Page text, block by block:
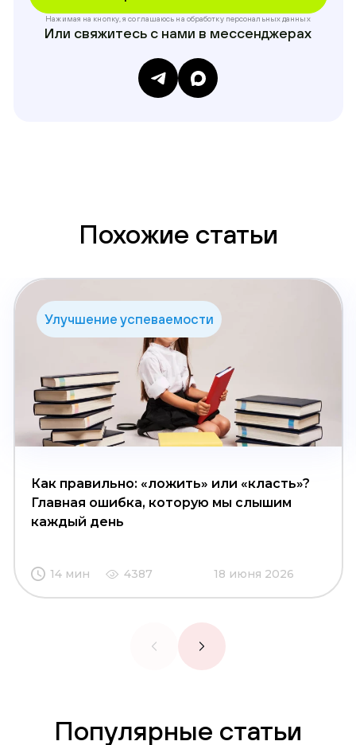
Нажимая на кнопку, я соглашаюсь на обработку персональных данных
Или свяжитесь с нами в мессенджерах
Похожие статьи
Улучшение успеваемости
Как правильно: «ложить» или «класть»?
Главная ошибка, которую мы слышим
каждый день
14 мин 4387 18 июня 2026
Популярные статьи